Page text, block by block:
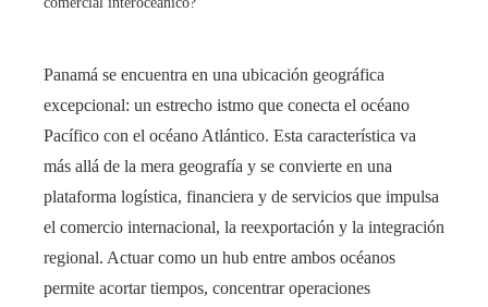
Panamá se encuentra en una ubicación geográfica
excepcional: un estrecho istmo que conecta el océano
Pacífico con el océano Atlántico. Esta característica va
más allá de la mera geografía y se convierte en una
plataforma logística, financiera y de servicios que impulsa
el comercio internacional, la reexportación y la integración
regional. Actuar como un hub entre ambos océanos
permite acortar tiempos, concentrar operaciones